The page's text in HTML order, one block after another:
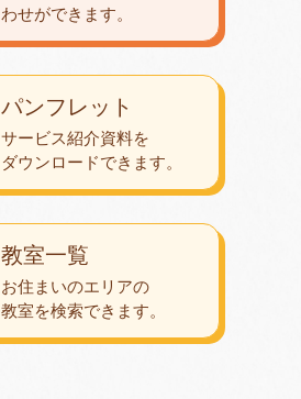
教室一覧
お住まいのエリアの
教室を検索できます。
パンフレット
サービス紹介資料を
ダウンロードできます。
わせができます。